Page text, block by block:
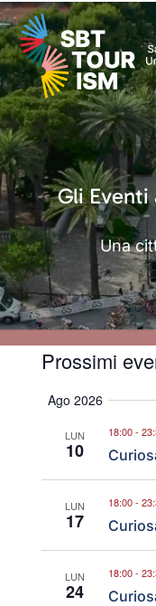
Skip
to
main
content
Gli Eventi
Una
Prossimi
date.
Ago 2026
LUN
10
18:00-
LUN
17
18:00-
LUN
24
18:00-